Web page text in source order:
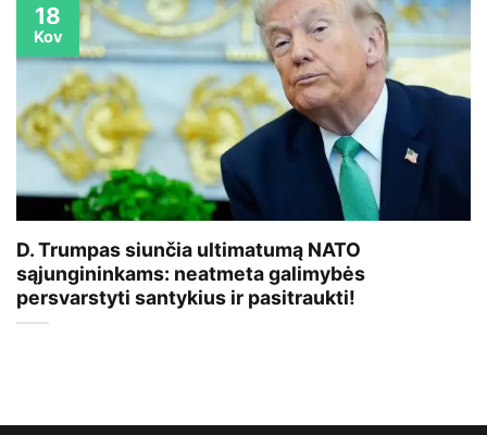
D. Trumpas siunčia ultimatumą NATO
sąjungininkams: neatmeta galimybės
persvarstyti santykius ir pasitraukti!
18
Kov